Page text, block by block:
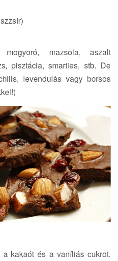
mogyoró, mazsola, aszalt
pisztácia, smarties, stb. De
levendulás vagy borsos
kakaót és a vaníliás cukrot.